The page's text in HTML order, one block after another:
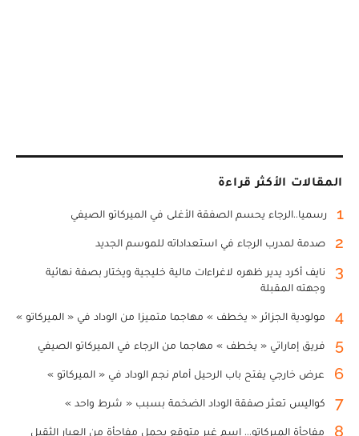
المقالات الأكثر قراءة
1 رسميا..الرجاء يحسم الصفقة الأغلى في الميركاتو الصيفي
2 صدمة لمدرب الرجاء في استعداداته للموسم الجديد
3
نايف أكرد يدير ظهره لاغراءات مالية خليجية ويختار بصفة نهائية
وجهته المقبلة
4 مولودية الجزائر « يخطف » مهاجما متميزا من الوداد في « الميركاتو »
5 فريق إماراتي « يخطف » مهاجما من الرجاء في الميركاتو الصيفي
6 عرض خارجي يفتح باب الرحيل أمام نجم الوداد في « الميركاتو »
7 كواليس تعثر صفقة الوداد الضخمة بسبب « شرط واحد »
8
مفاجأة الميركاتو... اسم غير متوقع يحمل مفاجأة من العيار الثقيل